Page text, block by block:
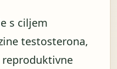
s ciljem
testosterona,
reproduktivne